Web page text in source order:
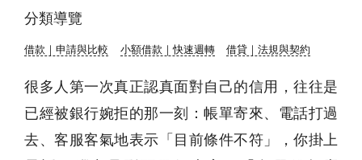
分類導覽
借款｜申請與比較 小額借款｜快速週轉 借貸｜法規與契約
很多人第一次真正認真面對自己的信用，往往是
已經被銀行婉拒的那一刻：帳單寄來、電話打過
去、客服客氣地表示「目前條件不符」，你掛上